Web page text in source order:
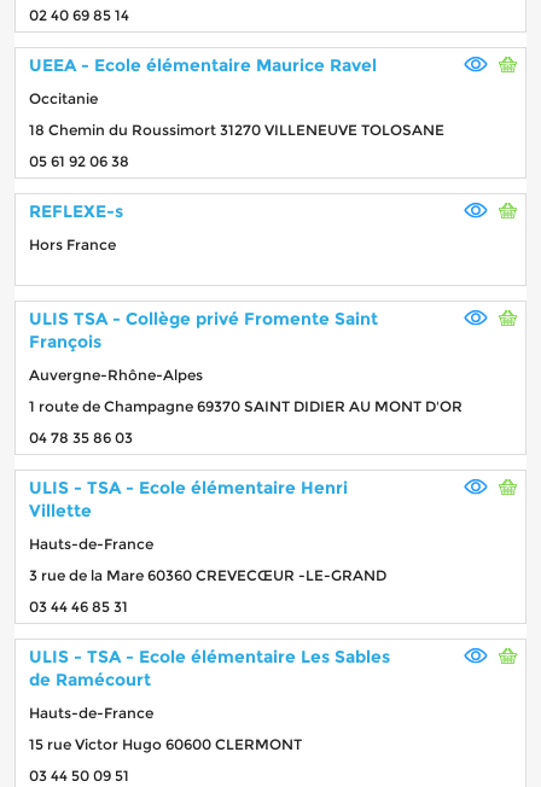
02 40 69 85 14
UEEA - Ecole élémentaire Maurice Ravel
Occitanie
18 Chemin du Roussimort 31270 VILLENEUVE TOLOSANE
05 61 92 06 38
REFLEXE-s
Hors France
ULIS TSA - Collège privé Fromente Saint
François
Auvergne-Rhône-Alpes
1 route de Champagne 69370 SAINT DIDIER AU MONT D'OR
04 78 35 86 03
ULIS - TSA - Ecole élémentaire Henri
Villette
Hauts-de-France
3 rue de la Mare 60360 CREVECŒUR -LE-GRAND
03 44 46 85 31
ULIS - TSA - Ecole élémentaire Les Sables
de Ramécourt
Hauts-de-France
15 rue Victor Hugo 60600 CLERMONT
03 44 50 09 51